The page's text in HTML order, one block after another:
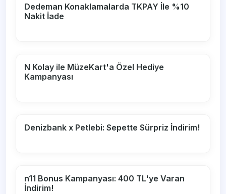
Dedeman Konaklamalarda TKPAY İle %10
Nakit İade
N Kolay ile MüzeKart'a Özel Hediye
Kampanyası
Denizbank x Petlebi: Sepette Sürpriz İndirim!
n11 Bonus Kampanyası: 400 TL'ye Varan
İndirim!